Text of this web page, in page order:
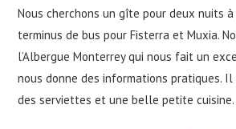
Nous cherchons un gîte pour deux nuits
terminus de bus pour Fisterra et Muxia.
l’Albergue Monterrey qui nous fait un
nous donne des informations pratiques. Il
des serviettes et une belle petite cuisine.